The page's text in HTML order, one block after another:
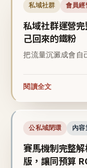
私域社群 會員經
私域社群運營
己回來的鐵粉
把流量沉澱成會自
閱讀全文
公私域閉環 內容
賽馬機制完整
版，讓同預算